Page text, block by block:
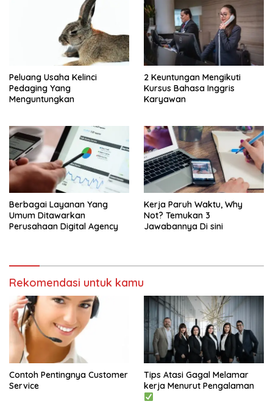
Peluang Usaha Kelinci
Pedaging Yang
Menguntungkan
2 Keuntungan Mengikuti
Kursus Bahasa Inggris
Karyawan
Berbagai Layanan Yang
Umum Ditawarkan
Perusahaan Digital Agency
Kerja Paruh Waktu, Why
Not? Temukan 3
Jawabannya Di sini
Rekomendasi untuk kamu
Contoh Pentingnya Customer
Service
Tips Atasi Gagal Melamar
kerja Menurut Pengalaman